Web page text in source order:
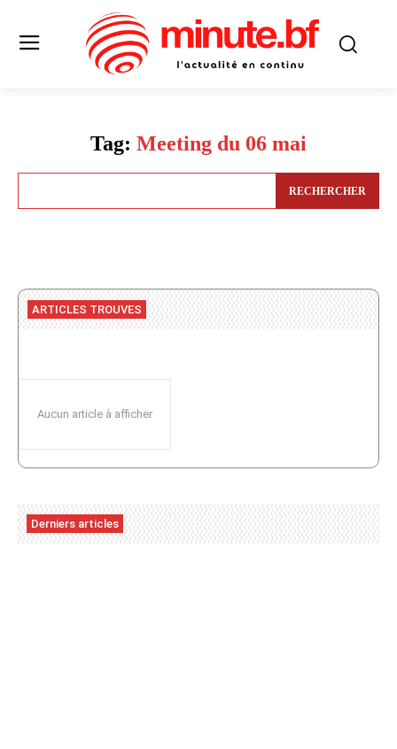
Tag: Meeting du 06 mai
RECHERCHER
ARTICLES TROUVES
Aucun article à afficher
Derniers articles